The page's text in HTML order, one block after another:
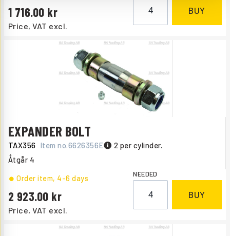
Price, VAT excl.
1 716.00 BUY
EXPANDER BOLT
TAX356 Item no.6626356E 2 per cylinder.
Åtgår 4
Price, VAT excl.
2 923.00
Order item, 4-6 days NEEDED
BUY